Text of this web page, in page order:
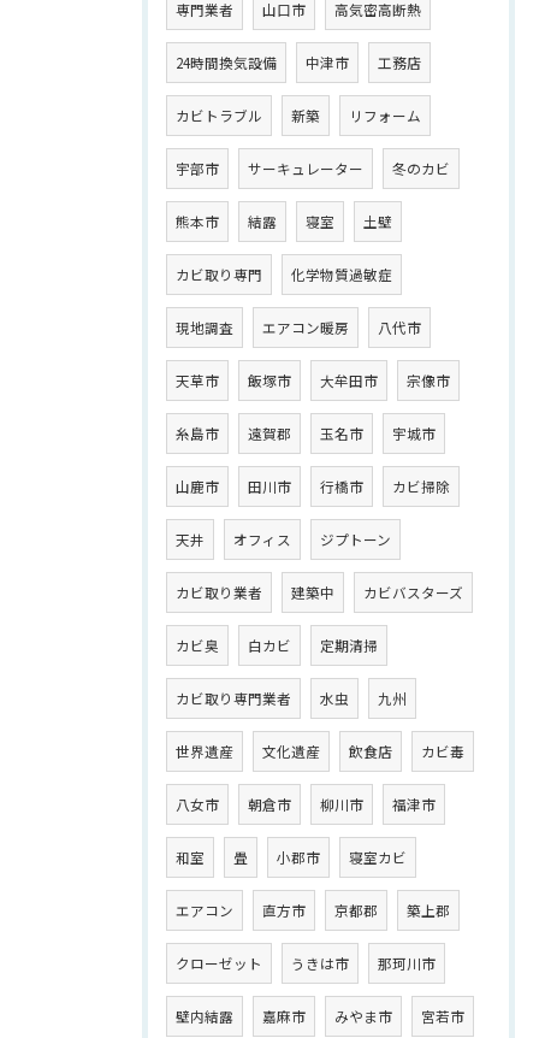
専門業者 山口市 高気密高断熱
24時間換気設備 中津市 工務店
カビトラブル 新築 リフォーム
宇部市 サーキュレーター 冬のカビ
熊本市 結露 寝室 土壁
カビ取り専門 化学物質過敏症
現地調査 エアコン暖房 八代市
天草市 飯塚市 大牟田市 宗像市
糸島市 遠賀郡 玉名市 宇城市
山鹿市 田川市 行橋市 カビ掃除
天井 オフィス ジプトーン
カビ取り業者 建築中 カビバスターズ
カビ臭 白カビ 定期清掃
カビ取り専門業者 水虫 九州
世界遺産 文化遺産 飲食店 カビ毒
八女市 朝倉市 柳川市 福津市
和室 畳 小郡市 寝室カビ
エアコン 直方市 京都郡 築上郡
クローゼット うきは市 那珂川市
壁内結露 嘉麻市 みやま市 宮若市